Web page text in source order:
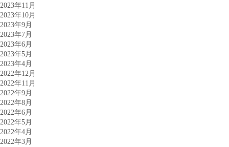
2023年11月
2023年10月
2023年9月
2023年7月
2023年6月
2023年5月
2023年4月
2022年12月
2022年11月
2022年9月
2022年8月
2022年6月
2022年5月
2022年4月
2022年3月